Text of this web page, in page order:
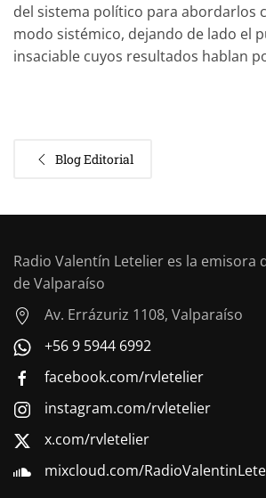
del sistema político para abordarlos
modo sistémico, dejando de lado el
insaciable cuyos resultados hablan
Blog Editorial
Radio Valentín Letelier es la emisora
de Valparaíso
Av. Errázuriz 1108, Valparaíso
+56 9 5944 6992
facebook.com/rvletelier
instagram.com/rvletelier
x.com/rvletelier
mixcloud.com/